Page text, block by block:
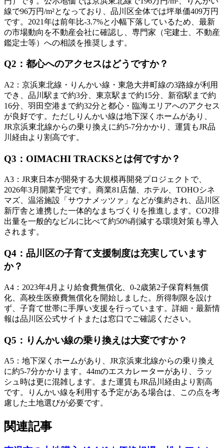
線で96万円/m²となっており、品川区全体では坪単価409万円
です。2021年は前年比-3.7%と小幅下落しているため、最新
の市場動向を不動産会社に確認し、専門家（宅建士、不動産
鑑定士等）への相談を推奨します。
Q2 ： 都心へのアクセスはどうですか？
A2 ： 京浜東北線・りんかい線・東急大井町線の3路線が利用
でき、品川駅まで約3分、東京駅まで約15分、新宿駅まで約
16分、羽田空港まで約32分と都心・臨海エリアへのアクセス
が良好です。ただしりんかい線は地下深くホームがあり、
JR京浜東北線からの乗り換えに約5-7分かかり、運賃もJR品
川経由より割高です。
Q3 ： OIMACHI TRACKSとは何ですか？
A3 ： JR東日本が開発する大規模再開発プロジェクトで、
2026年3月開業予定です。商業81店舗、ホテル、TOHOシネ
マズ、温浴施設「サウナメッツァ」などが集約され、品川区
新庁舎と連携した一体的なまちづくりを推進します。CO2排
出量を一般的なビルに比べて約50%削減する環境対策も導入
されます。
Q4 ： 品川区の子育て支援制度は充実しています
か？
A4 ： 2023年4月より給食費無償化、0-2歳第2子保育料無償
化、高校生医療費無償化を開始しました。所得制限を設け
ず、子育て世帯に手厚い支援を行っています。詳細・最新情
報は品川区公式サイトまたは窓口でご確認ください。
Q5 ： りんかい線の乗り換えは大変ですか？
A5 ： 地下深くホームがあり、JR京浜東北線からの乗り換え
に約5-7分かかります。44mのエスカレーターがあり、ラッ
シュ時は更に混雑します。また運賃もJR品川経由より割高
です。りんかい線を利用する予定がある場合は、この点を考
慮した土地選びが必要です。
関連記事